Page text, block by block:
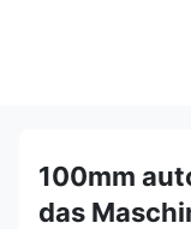
100mm
das